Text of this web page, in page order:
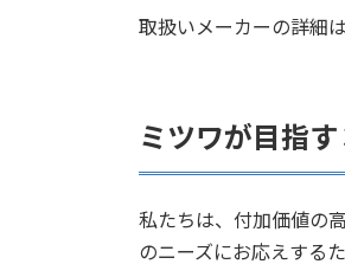
取扱いメーカーの詳細は
ミツワが目指
私たちは、付加価値の
のニーズにお応えする